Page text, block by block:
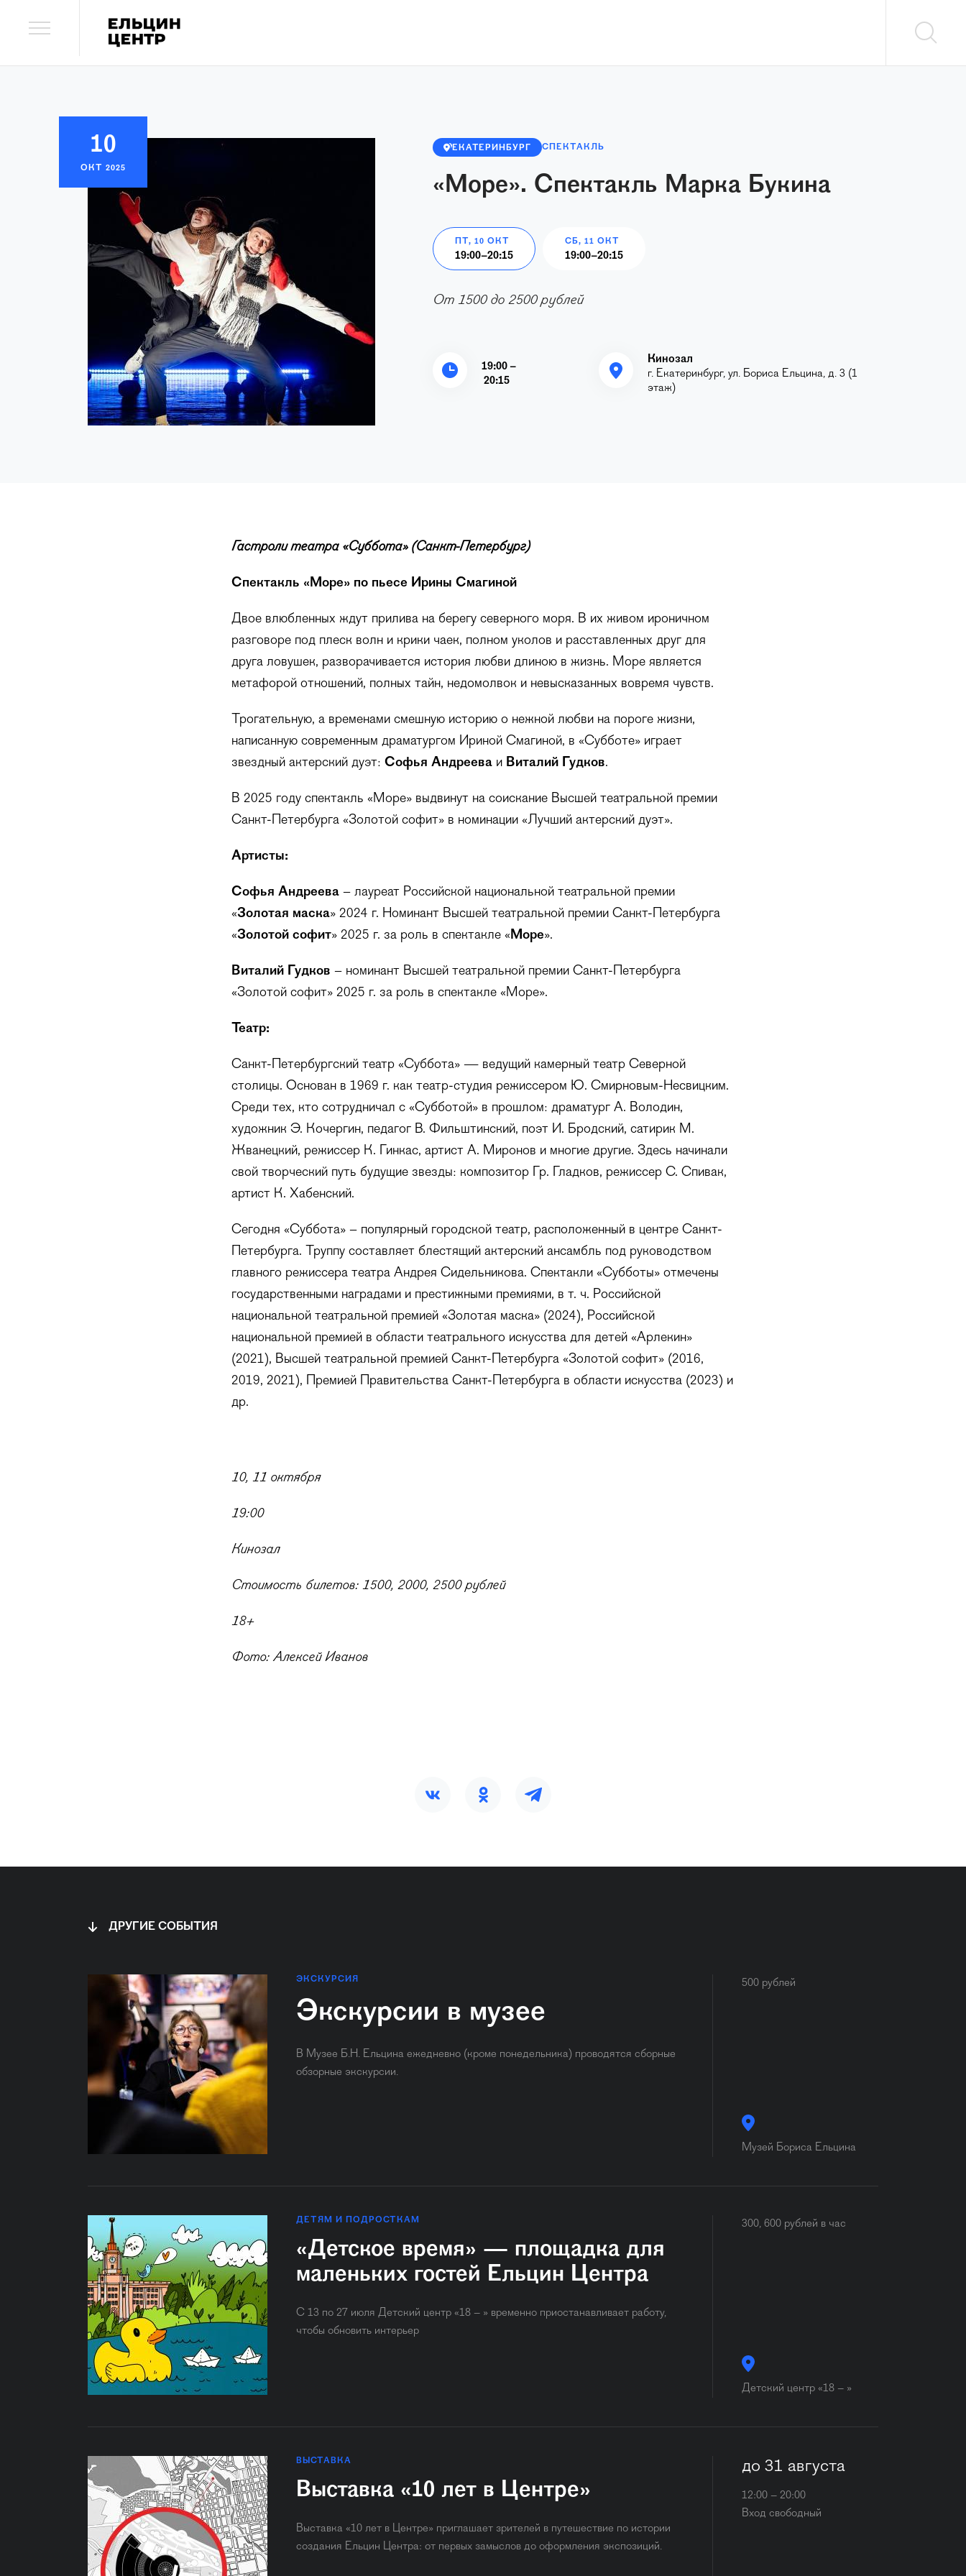
10
ОКТ 2025
ЕКАТЕРИНБУРГ СПЕКТАКЛЬ
«Море». Спектакль Марка Букина
ПТ, 10 ОКТ
19:00–20:15
СБ, 11 ОКТ
19:00–20:15
От 1500 до 2500 рублей
19:00 –
20:15
Кинозал
г. Екатеринбург, ул. Бориса Ельцина, д. 3 (1
этаж)
Гастроли театра «Суббота» (Санкт-Петербург)
Спектакль «Море» по пьесе Ирины Смагиной
Двое влюбленных ждут прилива на берегу северного моря. В их живом ироничном
разговоре под плеск волн и крики чаек, полном уколов и расставленных друг для
друга ловушек, разворачивается история любви длиною в жизнь. Море является
метафорой отношений, полных тайн, недомолвок и невысказанных вовремя чувств.
Трогательную, а временами смешную историю о нежной любви на пороге жизни,
написанную современным драматургом Ириной Смагиной, в «Субботе» играет
звездный актерский дуэт: Софья Андреева и Виталий Гудков.
В 2025 году спектакль «Море» выдвинут на соискание Высшей театральной премии
Санкт-Петербурга «Золотой софит» в номинации «Лучший актерский дуэт».
Артисты:
Софья Андреева – лауреат Российской национальной театральной премии
«Золотая маска» 2024 г. Номинант Высшей театральной премии Санкт-Петербурга
«Золотой софит» 2025 г. за роль в спектакле «Море».
Виталий Гудков – номинант Высшей театральной премии Санкт-Петербурга
«Золотой софит» 2025 г. за роль в спектакле «Море».
Театр:
Санкт-Петербургский театр «Суббота» — ведущий камерный театр Северной
столицы. Основан в 1969 г. как театр-студия режиссером Ю. Смирновым-Несвицким.
Среди тех, кто сотрудничал с «Субботой» в прошлом: драматург А. Володин,
художник Э. Кочергин, педагог В. Фильштинский, поэт И. Бродский, сатирик М.
Жванецкий, режиссер К. Гинкас, артист А. Миронов и многие другие. Здесь начинали
свой творческий путь будущие звезды: композитор Гр. Гладков, режиссер С. Спивак,
артист К. Хабенский.
Сегодня «Суббота» – популярный городской театр, расположенный в центре Санкт-
Петербурга. Труппу составляет блестящий актерский ансамбль под руководством
главного режиссера театра Андрея Сидельникова. Спектакли «Субботы» отмечены
государственными наградами и престижными премиями, в т. ч. Российской
национальной театральной премией «Золотая маска» (2024), Российской
национальной премией в области театрального искусства для детей «Арлекин»
(2021), Высшей театральной премией Санкт-Петербурга «Золотой софит» (2016,
2019, 2021), Премией Правительства Санкт-Петербурга в области искусства (2023) и
др.
10, 11 октября
19:00
Кинозал
Стоимость билетов: 1500, 2000, 2500 рублей
18+
Фото: Алексей Иванов
ДРУГИЕ СОБЫТИЯ
ЭКСКУРСИЯ
Экскурсии в музее
В Музее Б.Н. Ельцина ежедневно (кроме понедельника) ​проводятся сборные
обзорные экскурсии.
500 рублей
Музей Бориса Ельцина
ДЕТЯМ И ПОДРОСТКАМ
«Детское время» — площадка для
маленьких гостей Ельцин Центра
С 13 по 27 июля Детский центр «18 – » временно приостанавливает работу,
чтобы обновить интерьер
300, 600 рублей в час
Детский центр «18 – »
ВЫСТАВКА
Выставка «10 лет в Центре»
Выставка «10 лет в Центре» приглашает зрителей в путешествие по истории
создания Ельцин Центра: от первых замыслов до оформления экспозиций.
до 31 августа
12:00 – 20:00
Вход свободный